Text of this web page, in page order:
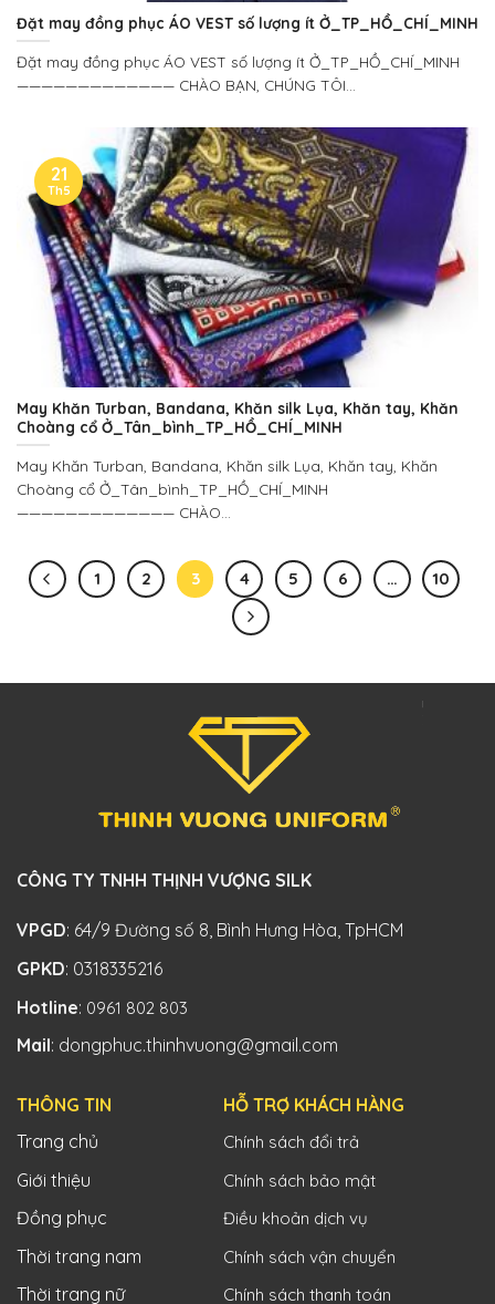
Đặt may đồng phục ÁO VEST số lượng ít Ở_TP_HỒ_CHÍ_MINH
Đặt may đồng phục ÁO VEST số lượng ít Ở_TP_HỒ_CHÍ_MINH
————————————— CHÀO BẠN, CHÚNG TÔI...
May Khăn Turban, Bandana, Khăn silk Lụa, Khăn tay, Khăn
Choàng cổ Ở_Tân_bình_TP_HỒ_CHÍ_MINH
May Khăn Turban, Bandana, Khăn silk Lụa, Khăn tay, Khăn
Choàng cổ Ở_Tân_bình_TP_HỒ_CHÍ_MINH
————————————— CHÀO...
21
Th5
1 2 3 4 5 6 … 10
CÔNG TY TNHH THỊNH VƯỢNG SILK
VPGD: 64/9 Đường số 8, Bình Hưng Hòa, TpHCM
GPKD: 0318335216
Hotline: 0961 802 803
Mail: dongphuc.thinhvuong@gmail.com
THÔNG TIN
Trang chủ
Giới thiệu
Đồng phục
Thời trang nam
Thời trang nữ
HỖ TRỢ KHÁCH HÀNG
Chính sách đổi trả
Chính sách bảo mật
Điều khoản dịch vụ
Chính sách vận chuyển
Chính sách thanh toán